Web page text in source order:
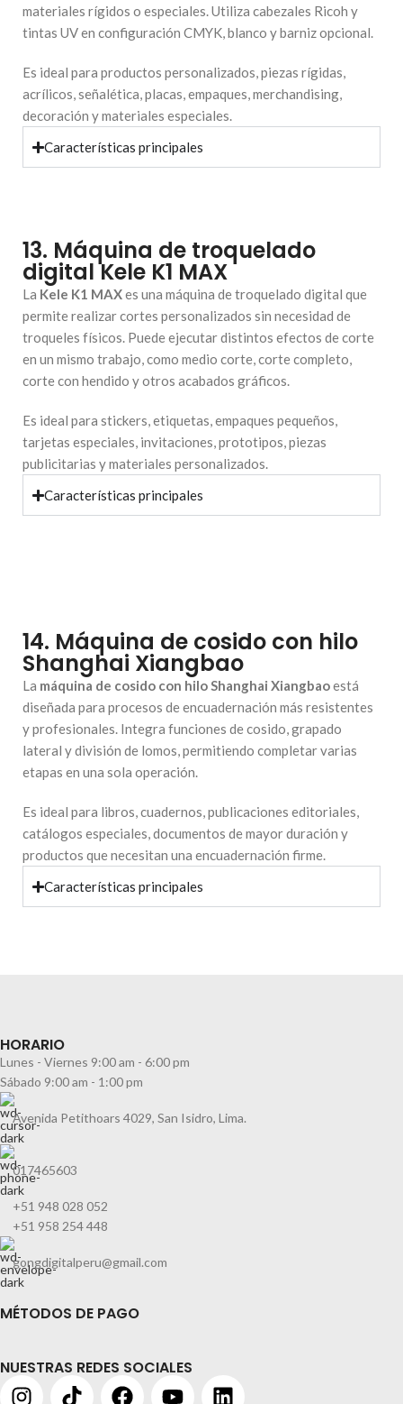
materiales rígidos o especiales. Utiliza cabezales Ricoh y
tintas UV en configuración CMYK, blanco y barniz opcional.
Es ideal para productos personalizados, piezas rígidas,
acrílicos, señalética, placas, empaques, merchandising,
decoración y materiales especiales.
Características principales
13. Máquina de troquelado
digital Kele K1 MAX
La Kele K1 MAXes una máquina de troquelado digital que
permite realizar cortes personalizados sin necesidad de
troqueles físicos. Puede ejecutar distintos efectos de corte
en un mismo trabajo, como medio corte, corte completo,
corte con hendido y otros acabados gráficos.
Es ideal para stickers, etiquetas, empaques pequeños,
tarjetas especiales, invitaciones, prototipos, piezas
publicitarias y materiales personalizados.
Características principales
14. Máquina de cosido con hilo
Shanghai Xiangbao
La máquina de cosido con hilo Shanghai Xiangbaoestá
diseñada para procesos de encuadernación más resistentes
y profesionales. Integra funciones de cosido, grapado
lateral y división de lomos, permitiendo completar varias
etapas en una sola operación.
Es ideal para libros, cuadernos, publicaciones editoriales,
catálogos especiales, documentos de mayor duración y
productos que necesitan una encuadernación firme.
Características principales
HORARIO
Lunes - Viernes 9:00 am - 6:00 pm
Sábado 9:00 am - 1:00 pm
Avenida Petithoars 4029, San Isidro, Lima.
017465603
+51 948 028 052
+51 958 254 448
gongdigitalperu@gmail.com
MÉTODOS DE PAGO
NUESTRAS REDES SOCIALES